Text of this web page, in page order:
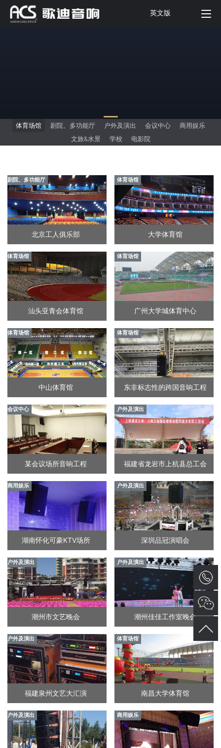
英文版
体育场馆 剧院、多功能厅 户外及演出 会议中心
商用娱乐
文旅&水景
学校 电影院
剧院、多功能厅
北京工人俱乐部
体育场馆
大学体育馆
体育场馆
汕头亚青会体育馆
体育场馆
广州大学城体育中心
体育场馆
中山体育馆
体育场馆
东非标志性的跨国音响工程
会议中心
某会议场所音响工程
户外及演出
福建省龙岩市上杭县总工会
商用娱乐
湖南怀化可豪KTV场所
户外及演出
深圳品冠演唱会
户外及演出
潮州市文艺晚会
户外及演出
潮州佳佳工作室晚会
户外及演出
福建泉州文艺大汇演
体育场馆
南昌大学体育馆
户外及演出 商用娱乐